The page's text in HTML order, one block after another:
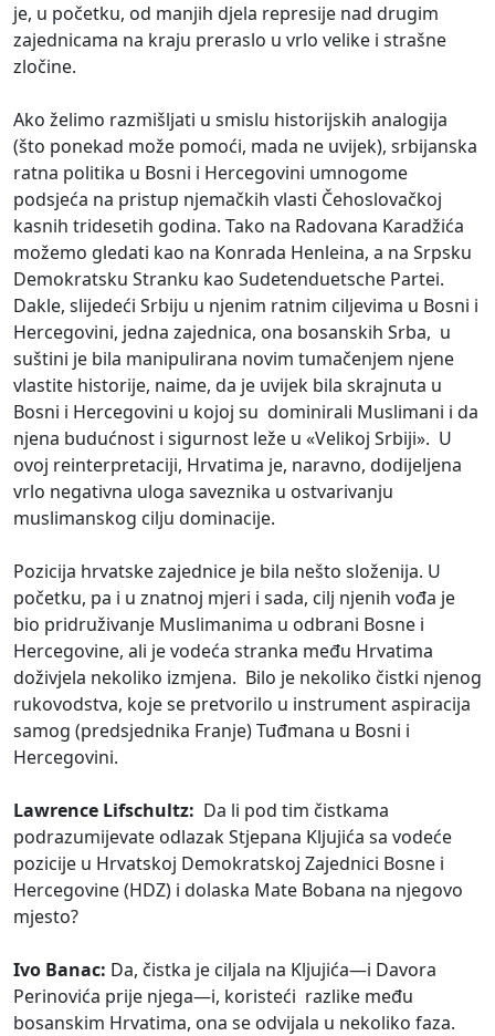
je, u početku, od manjih djela represije nad drugim
zajednicama na kraju preraslo u vrlo velike i strašne
zločine.
Ako želimo razmišljati u smislu historijskih analogija
(što ponekad može pomoći, mada ne uvijek), srbijanska
ratna politika u Bosni i Hercegovini umnogome
podsjeća na pristup njemačkih vlasti Čehoslovačkoj
kasnih tridesetih godina. Tako na Radovana Karadžića
možemo gledati kao na Konrada Henleina, a na Srpsku
Demokratsku Stranku kao Sudetenduetsche Partei.
Dakle, slijedeći Srbiju u njenim ratnim ciljevima u Bosni i
Hercegovini, jedna zajednica, ona bosanskih Srba, u
suštini je bila manipulirana novim tumačenjem njene
vlastite historije, naime, da je uvijek bila skrajnuta u
Bosni i Hercegovini u kojoj su dominirali Muslimani i da
njena budućnost i sigurnost leže u «Velikoj Srbiji». U
ovoj reinterpretaciji, Hrvatima je, naravno, dodijeljena
vrlo negativna uloga saveznika u ostvarivanju
muslimanskog cilju dominacije.
Pozicija hrvatske zajednice je bila nešto složenija. U
početku, pa i u znatnoj mjeri i sada, cilj njenih vođa je
bio pridruživanje Muslimanima u odbrani Bosne i
Hercegovine, ali je vodeća stranka među Hrvatima
doživjela nekoliko izmjena. Bilo je nekoliko čistki njenog
rukovodstva, koje se pretvorilo u instrument aspiracija
samog (predsjednika Franje) Tuđmana u Bosni i
Hercegovini.
Lawrence Lifschultz: Da li pod tim čistkama
podrazumijevate odlazak Stjepana Kljujića sa vodeće
pozicije u Hrvatskoj Demokratskoj Zajednici Bosne i
Hercegovine (HDZ) i dolaska Mate Bobana na njegovo
mjesto?
Ivo Banac: Da, čistka je ciljala na Kljujića—i Davora
Perinovića prije njega—i, koristeći razlike među
bosanskim Hrvatima, ona se odvijala u nekoliko faza.